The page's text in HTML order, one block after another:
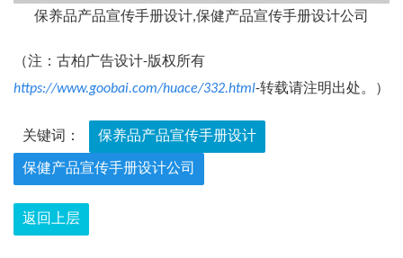
保养品产品宣传手册设计,保健产品宣传手册设计公司
（注：古柏广告设计-版权所有
https://www.goobai.com/huace/332.html-转载请注明出处。）
关键词： 保养品产品宣传手册设计
保健产品宣传手册设计公司
返回上层